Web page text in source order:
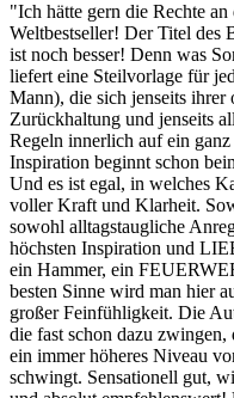
"Ich hätte gern die Rechte
Weltbestseller! Der Titel des
ist noch besser! Denn was
liefert eine Steilvorlage für
Mann), die sich jenseits ihrer
Zurückhaltung und jenseits
Regeln innerlich auf ein
Inspiration beginnt schon
Und es ist egal, in welches
voller Kraft und Klarheit.
sowohl alltagstaugliche
höchsten Inspiration und
ein Hammer, ein
besten Sinne wird man hier
großer Feinfühligkeit. Die
die fast schon dazu zwingen,
ein immer höheres Niveau
schwingt. Sensationell gut,